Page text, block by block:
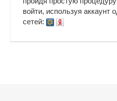
войти, используя аккаунт
сетей: